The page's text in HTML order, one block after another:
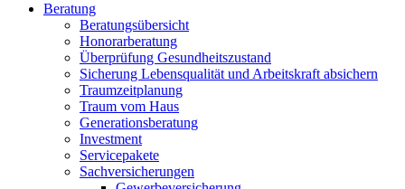
Beratung
Beratungsübersicht
Honorarberatung
Überprüfung Gesundheitszustand
Sicherung Lebensqualität und Arbeitskraft absichern
Traumzeitplanung
Traum vom Haus
Generationsberatung
Investment
Servicepakete
Sachversicherungen